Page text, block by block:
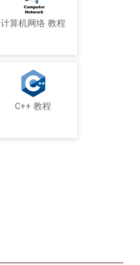
计算机网络 教程
C++ 教程